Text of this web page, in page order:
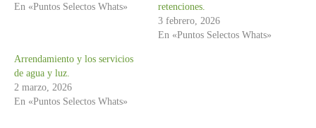
En «Puntos Selectos Whats»
retenciones.
3 febrero, 2026
En «Puntos Selectos Whats»
Arrendamiento y los servicios
de agua y luz.
2 marzo, 2026
En «Puntos Selectos Whats»